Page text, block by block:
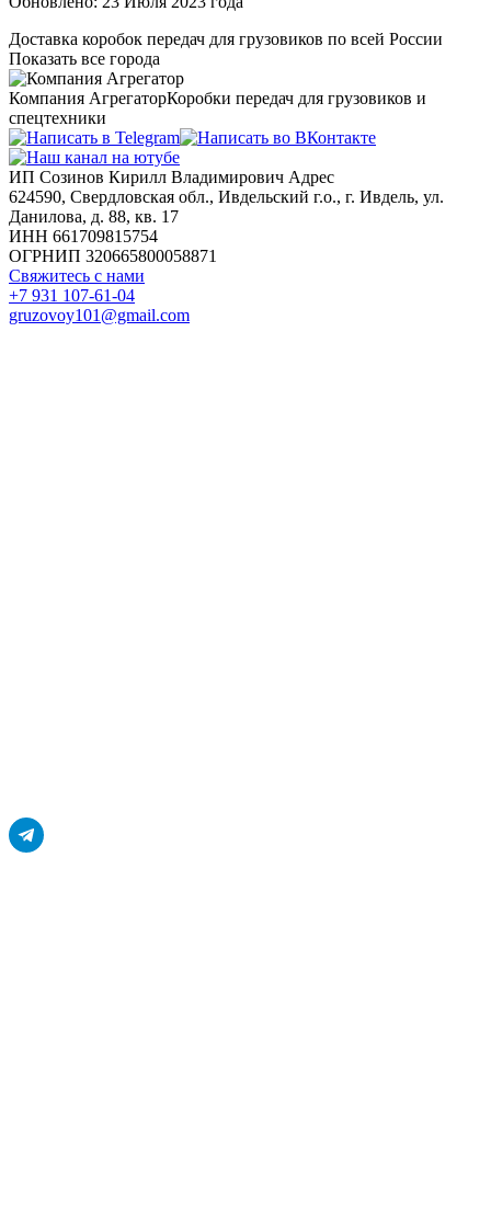
Доставка коробок передач для грузовиков по всей России
Показать все города
Компания АгрегаторКоробки передач для грузовиков и
спецтехники
ИП Созинов Кирилл Владимирович Адрес
624590, Свердловская обл., Ивдельский г.о., г. Ивдель, ул.
Данилова, д. 88, кв. 17
ИНН 661709815754
ОГРНИП 320665800058871
Свяжитесь с нами
+7 931 107-61-04
gruzovoy101@gmail.com